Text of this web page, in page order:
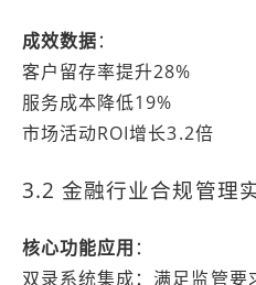
成效数据：
客户留存率提升28%
服务成本降低19%
市场活动ROI增长3.2倍
3.2 金融行业合规管理
核心功能应用 ：
双录系统集成：满足监管要